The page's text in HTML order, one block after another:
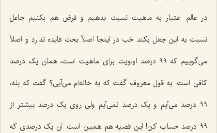
در عالم اعتبار به ماهیت نسبت بدهیم و فرض هم بکنیم جاعل
نسبت به این جعل بکند خب در اینجا اصلاً بحث فایده ندارد و اصلاً
می‌گوییم که 99 درصد اولویت برای ماهیت است، همان یک درصد
کافی است. به قول معروف گفت که به خانه‌ام می‌آیی؟ گفت که بله،
99 درصد می‌آیم و یک درصد نمی‌آیم ولی روی یک درصد بیشتر از
99 درصد حساب کن! این قضیه هم همین است. آن یک درصدی که